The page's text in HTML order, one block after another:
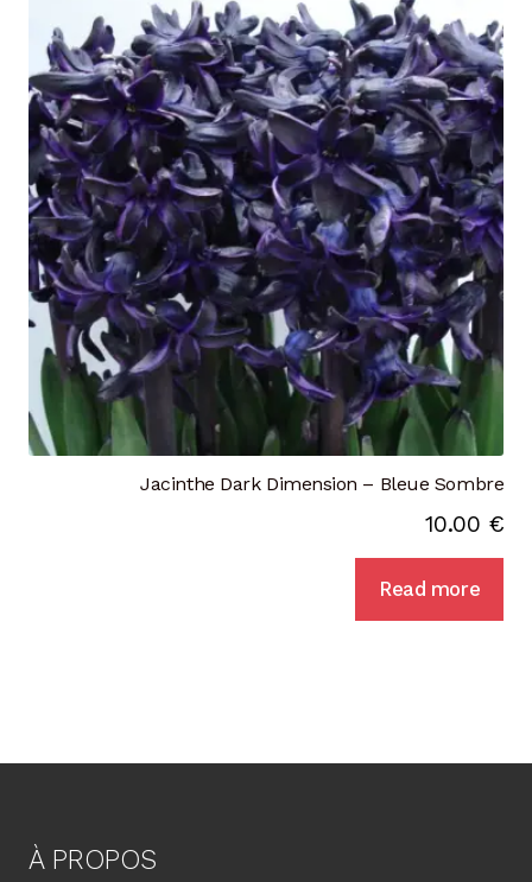
Jacinthe Dark Dimension – Bleue Sombre
10.00 €
Read more
À PROPOS